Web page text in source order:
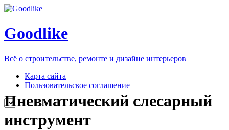
Goodlike
Всё о строительстве, ремонте и дизайне интерьеров
Карта сайта
Пользовательское соглашение
Пневматический слесарный
инструмент